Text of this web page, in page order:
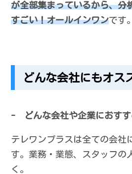
が全部集まっているから、分
すごい！オールインワンです。
どんな会社にもオス
- どんな会社や企業におすす
テレワンプラスは全ての会社
す。業務・業態、スタッフの
く。